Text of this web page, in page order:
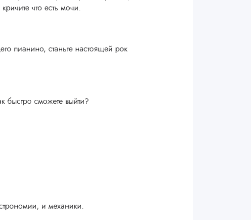
что есть мочи.
пианино, станьте настоящей рок
быстро сможете выйти?
и механики.